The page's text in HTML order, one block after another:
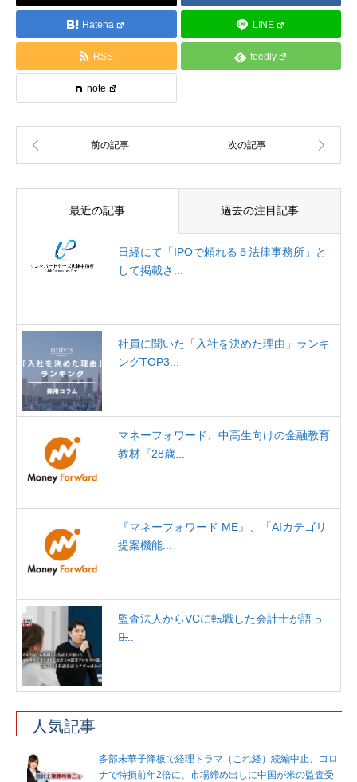
Hatena LINE
RSS feedly
note
最近の記事 過去の注目記事
日経にて「IPOで頼れる５法律事務所」と
して掲載さ...
社員に聞いた「入社を決めた理由」ランキ
ングTOP3...
マネーフォワード、中高生向けの金融教育
教材『28歳...
『マネーフォワード ME』、「AIカテゴリ
提案機能...
監査法人からVCに転職した会計士が語っ
た̶...
人気記事
多部未華子降板で経理ドラマ（これ経）続編中止、コロ
ナで特損前年2倍に、市場締め出しに中国が米の監査受